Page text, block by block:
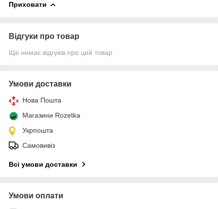
Приховати
Відгуки про товар
Ще немає відгуків про цей товар
Умови доставки
Нова Пошта
Магазини Rozetka
Укрпошта
Самовивіз
Всі умови доставки
Умови оплати